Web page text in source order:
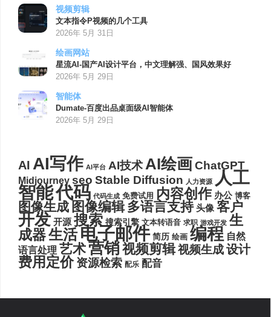
视频剪辑
文本指令P视频的几个工具
2026年 5月 31日
绘画网站
星流AI-国产AI设计平台，中文理解强、国风效果好
2026年 5月 29日
智能体
Dumate-百度出品桌面级AI智能体
2026年 5月 29日
AI AI写作 AI平台 AI技术AI绘画ChatGPT
Midjourney seo Stable Diffusion 人力资源 人工
智能代码 代码生成 免费试用 内容创作 办公 博客
图像生成 图像编辑 多语言支持 头像 客户
开发 开源 搜索 搜索引擎 文本转语音 求职 游戏开发 生
成器生活电子邮件 简历 绘画 编程 自然
语言处理 艺术营销视频剪辑视频生成设计
费用定价 资源检索 配乐 配音